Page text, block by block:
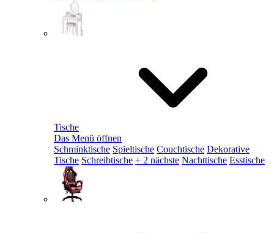
Tische
Das Menü öffnen
Schminktische Spieltische Couchtische Dekorative
Tische Schreibtische + 2 nächste Nachttische Esstische